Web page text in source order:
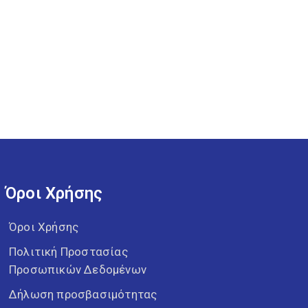
Όροι Χρήσης
Όροι Χρήσης
Πολιτική Προστασίας
Προσωπικών Δεδομένων
Δήλωση προσβασιμότητας